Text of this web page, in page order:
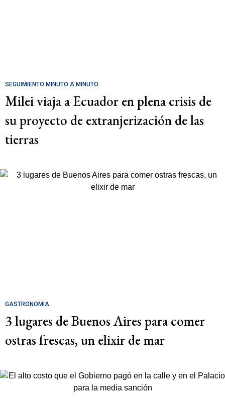
SEGUIMIENTO MINUTO A MINUTO
Milei viaja a Ecuador en plena crisis de
su proyecto de extranjerización de las
tierras
GASTRONOMÍA
3 lugares de Buenos Aires para comer
ostras frescas, un elixir de mar